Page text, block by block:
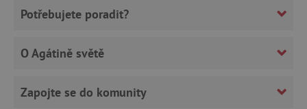
Potřebujete poradit?
O Agátině světě
Zapojte se do komunity